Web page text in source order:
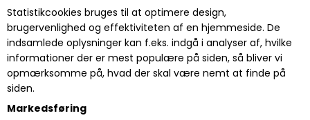
Statistikcookies bruges til at optimere design,
brugervenlighed og effektiviteten af en hjemmeside. De
indsamlede oplysninger kan f.eks. indgå i analyser af, hvilke
informationer der er mest populære på siden, så bliver vi
opmærksomme på, hvad der skal være nemt at finde på
siden.
Markedsføring